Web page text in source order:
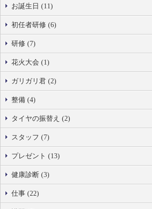
お誕生日 (11)
初任者研修 (6)
研修 (7)
花火大会 (1)
ガリガリ君 (2)
整備 (4)
タイヤの振替え (2)
スタッフ (7)
プレゼント (13)
健康診断 (3)
仕事 (22)